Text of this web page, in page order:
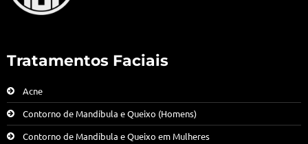
Tratamentos Faciais
Acne
Contorno de Mandíbula e Queixo (Homens)
Contorno de Mandíbula e Queixo em Mulheres